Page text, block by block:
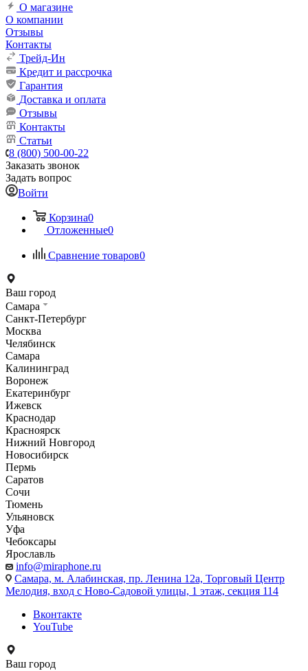
О магазине
О компании
Отзывы
Контакты
Трейд-Ин
Кредит и рассрочка
Гарантия
Доставка и оплата
Отзывы
Контакты
Статьи
8 (800) 500-00-22
Заказать звонок
Задать вопрос
Войти
Корзина0
Отложенные0
Сравнение товаров0
Ваш город
Самара
Санкт-Петербург
Москва
Челябинск
Самара
Калининград
Воронеж
Екатеринбург
Ижевск
Краснодар
Красноярск
Нижний Новгород
Новосибирск
Пермь
Саратов
Сочи
Тюмень
Ульяновск
Уфа
Чебоксары
Ярославль
info@miraphone.ru
Самара, м. Алабинская, пр. Ленина 12а, Торговый Центр
Мелодия, вход с Ново-Садовой улицы, 1 этаж, секция 114
Вконтакте
YouTube
Ваш город